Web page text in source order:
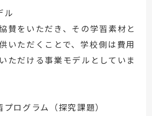
ル
賛をいただき、その学習素材と
いただくことで、学校側は費用
ただける事業モデルとしていま
プログラム（探究課題）